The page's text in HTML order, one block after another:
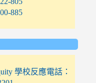
885
學校反應電話：